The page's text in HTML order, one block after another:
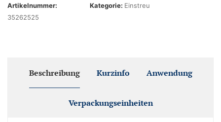
Sack
Menge
Artikelnummer:
35262525
Kategorie: Einstreu
Beschreibung Kurzinfo Anwendung
Verpackungseinheiten